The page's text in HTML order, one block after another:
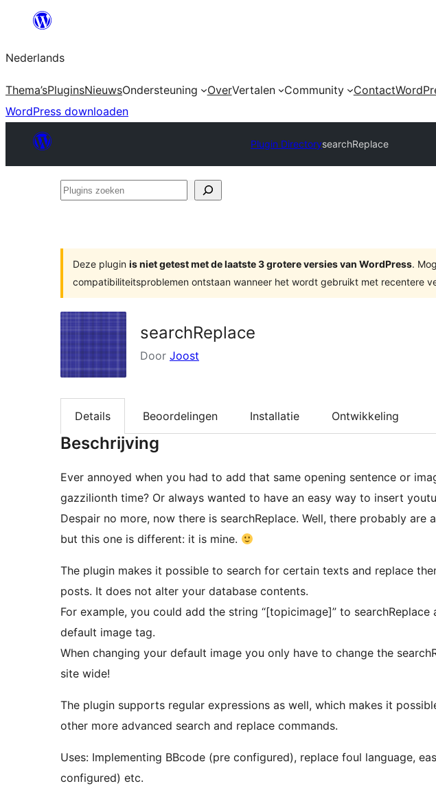
de
inhoud
Nederlands
Thema’sPluginsNieuwsOndersteuning OverVertalen Community Contact
WordPress downloaden
Plugin DirectorysearchReplace
Plugins
Deze plugin is niet getest met de laatste 3 grotere versies van WordPress.
compatibiliteitsproblemen ontstaan wanneer het wordt gebruikt met recentere
searchReplace
Door Joost
Details Beoordelingen Installatie Ontwikkeling
Beschrijving
Ever annoyed when you had to add that same opening sentence or
gazzilionth time? Or always wanted to have an easy way to insert
Despair no more, now there is searchReplace. Well, there probably are
but this one is different: it is mine.
The plugin makes it possible to search for certain texts and replace
posts. It does not alter your database contents.
For example, you could add the string “[topicimage]” to
default image tag.
When changing your default image you only have to change the
site wide!
The plugin supports regular expressions as well, which makes it
other more advanced search and replace commands.
Uses: Implementing BBcode (pre configured), replace foul language,
configured) etc.